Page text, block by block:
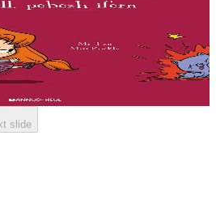
sot, boureviañ ma c’hazh droch,
mignonezed pe frailhañ kalon Jafrez...
!...
slide